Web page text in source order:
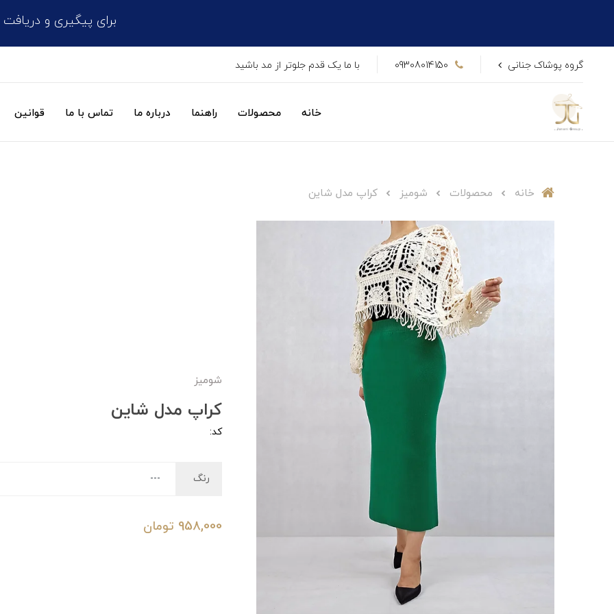
برای پیگیری و دریافت کد مرسوله
گروه پوشاک جنانی 09308014150 با ما یک قدم جلوتر از مد باشید
خانه محصولات راهنما درباره ما تماس با ما قوانین
خانه محصولات شومیز کراپ مدل شاین
شومیز
کراپ مدل شاین
کد:
رنگ
958,000 تومان